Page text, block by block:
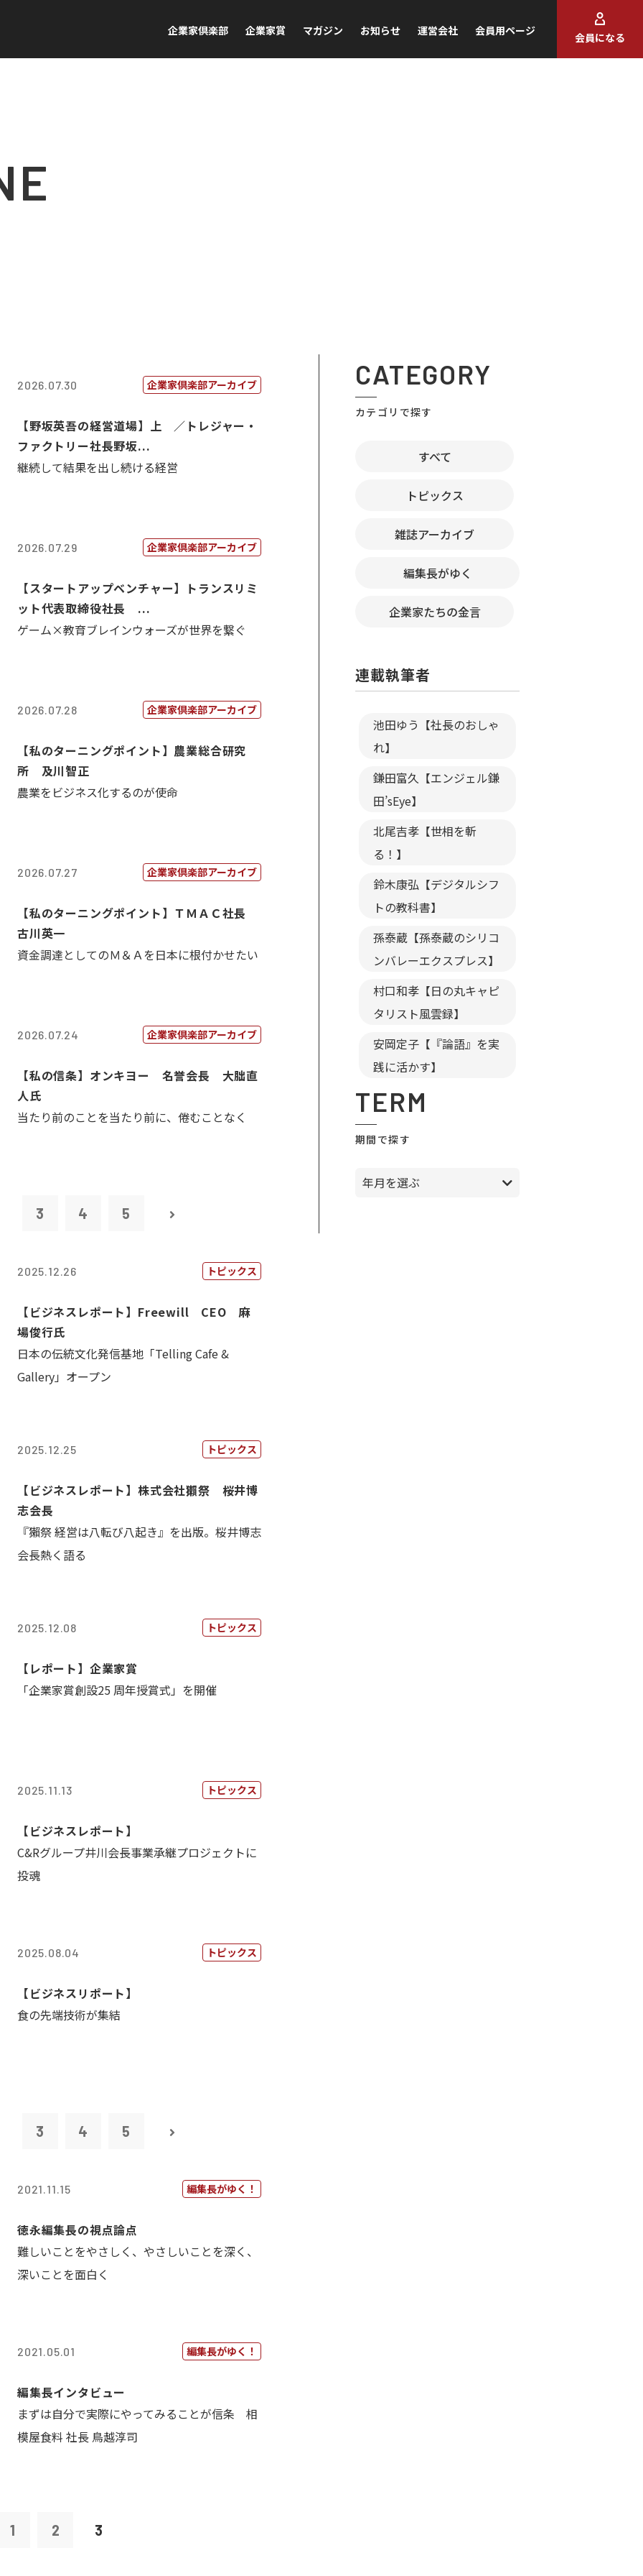
企業家倶楽部 企業家賞 マガジン お知らせ 運営会社 会員用ページ
会員になる
2026.07.30 企業家倶楽部アーカイブ
【野坂英吾の経営道場】上 ／トレジャー・
ファクトリー社長野坂...
継続して結果を出し続ける経営
2026.07.29 企業家倶楽部アーカイブ
【スタートアップベンチャー】トランスリミ
ット代表取締役社長 ...
ゲーム×教育ブレインウォーズが世界を繋ぐ
2026.07.28 企業家倶楽部アーカイブ
【私のターニングポイント】農業総合研究
所 及川智正
農業をビジネス化するのが使命
2026.07.27 企業家倶楽部アーカイブ
【私のターニングポイント】ＴＭＡＣ社長
古川英一
資金調達としてのＭ＆Ａを日本に根付かせたい
2026.07.24 企業家倶楽部アーカイブ
【私の信条】オンキヨー 名誉会長 大朏直
人氏
当たり前のことを当たり前に、倦むことなく
3 4 5
2025.12.26 トピックス
【ビジネスレポート】Freewill CEO 麻
場俊行氏
日本の伝統文化発信基地「Telling Cafe &
Gallery」オープン
2025.12.25 トピックス
【ビジネスレポート】株式会社獺祭 桜井博
志会長
『獺祭 経営は八転び八起き』を出版。桜井博志
会長熱く語る
2025.12.08 トピックス
【レポート】企業家賞
「企業家賞創設25 周年授賞式」を開催
2025.11.13 トピックス
【ビジネスレポート】
C&Rグループ井川会長事業承継プロジェクトに
投魂
2025.08.04 トピックス
【ビジネスリポート】
食の先端技術が集結
3 4 5
2021.11.15 編集長がゆく！
徳永編集長の視点論点
難しいことをやさしく、やさしいことを深く、
深いことを面白く
2021.05.01 編集長がゆく！
編集長インタビュー
まずは自分で実際にやってみることが信条 相
模屋食料 社長 鳥越淳司
1 2 3
CATEGORY
カテゴリで探す
すべて
トピックス
雑誌アーカイブ
編集長がゆく
企業家たちの金言
連載執筆者
池田ゆう【社長のおしゃ
れ】
鎌田富久【エンジェル鎌
田’sEye】
北尾吉孝【世相を斬
る！】
鈴木康弘【デジタルシフ
トの教科書】
孫泰蔵【孫泰蔵のシリコ
ンバレーエクスプレス】
村口和孝【日の丸キャピ
タリスト風雲録】
安岡定子【『論語』を実
践に活かす】
TERM
期間で探す
年月を選ぶ